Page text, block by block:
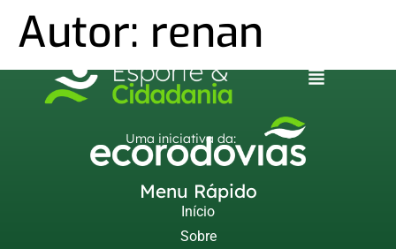
Autor: renan
Uma iniciativa da:
Menu Rápido
Início
Sobre